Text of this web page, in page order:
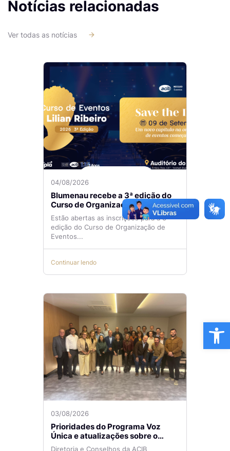
Notícias relacionadas
Ver todas as notícias
04/08/2026
Blumenau recebe a 3ª edição do
Curso de Organização de Eventos
Lilian Ribeiro
Estão abertas as inscrições para a 3ª
edição do Curso de Organização de
Eventos...
Continuar lendo
03/08/2026
Prioridades do Programa Voz
Única e atualizações sobre o
Aeroporto de Navegantes são
Diretoria e Conselhos da ACIB